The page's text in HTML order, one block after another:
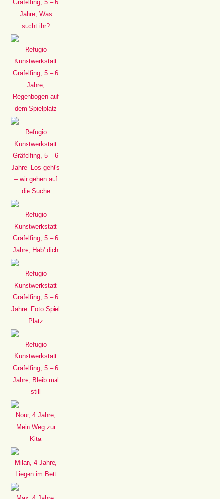
Gräfelfing, 5 – 6
Jahre, Was
sucht ihr?
Refugio
Kunstwerkstatt
Gräfelfing, 5 – 6
Jahre,
Regenbogen auf
dem Spielplatz
Refugio
Kunstwerkstatt
Gräfelfing, 5 – 6
Jahre, Los geht's
– wir gehen auf
die Suche
Refugio
Kunstwerkstatt
Gräfelfing, 5 – 6
Jahre, Hab' dich
Refugio
Kunstwerkstatt
Gräfelfing, 5 – 6
Jahre, Foto Spiel
Platz
Refugio
Kunstwerkstatt
Gräfelfing, 5 – 6
Jahre, Bleib mal
still
Nour, 4 Jahre,
Mein Weg zur
Kita
Milan, 4 Jahre,
Liegen im Bett